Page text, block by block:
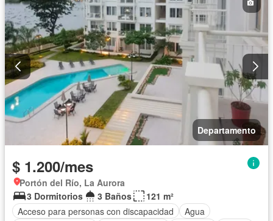
Departamento
$ 1.200/mes
Portón del Río, La Aurora
3 Dormitorios
3 Baños
121 m²
Acceso para personas con discapacidad
Agua